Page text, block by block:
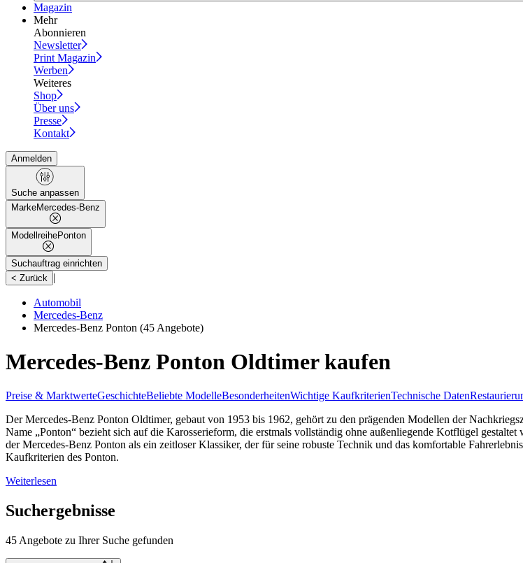
Magazin
Mehr
Abonnieren
Newsletter
Print Magazin
Werben
Weiteres
Shop
Über uns
Presse
Kontakt
Anmelden
Suche anpassen
MarkeMercedes-Benz
ModellreihePonton
Suchauftrag einrichten
< Zurück
|
Automobil
Mercedes-Benz
Mercedes-Benz Ponton (45 Angebote)
Mercedes-Benz Ponton Oldtimer kaufen
Preise & MarktwerteGeschichteBeliebte ModelleBesonderheitenWichtige KaufkriterienTechnische Daten
Der Mercedes-Benz Ponton Oldtimer, gebaut von 1953 bis 1962, gehört zu den prägenden Modellen der
Name „Ponton“ bezieht sich auf die Karosserieform, die erstmals vollständig ohne außenliegende Kotflügel
der Mercedes-Benz Ponton als ein zeitloser Klassiker, der für seine robuste Technik und das komfortable
Kaufkriterien des Ponton.
Weiterlesen
Suchergebnisse
45 Angebote zu Ihrer Suche gefunden